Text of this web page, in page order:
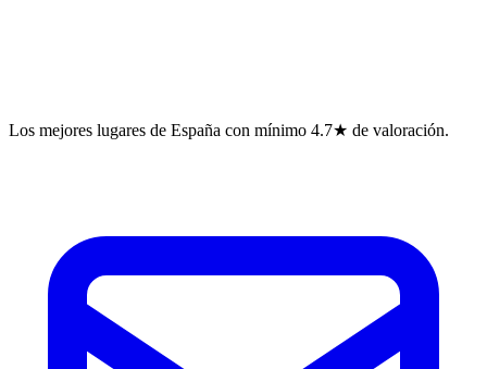
Los mejores lugares de España con mínimo 4.7★ de valoración.